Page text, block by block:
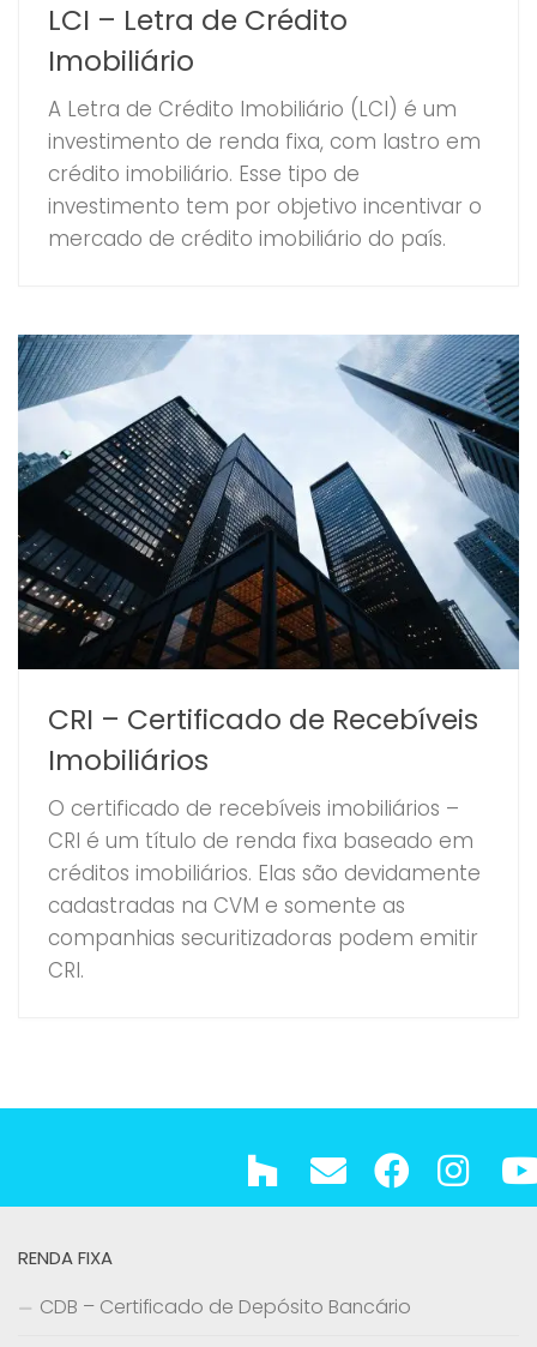
LCI – Letra de Crédito
Imobiliário
A Letra de Crédito Imobiliário (LCI) é um
investimento de renda fixa, com lastro em
crédito imobiliário. Esse tipo de
investimento tem por objetivo incentivar o
mercado de crédito imobiliário do país.
CRI – Certificado de Recebíveis
Imobiliários
O certificado de recebíveis imobiliários –
CRI é um título de renda fixa baseado em
créditos imobiliários. Elas são devidamente
cadastradas na CVM e somente as
companhias securitizadoras podem emitir
CRI.
RENDA FIXA
CDB – Certificado de Depósito Bancário